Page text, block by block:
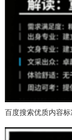
百度搜索优质内容